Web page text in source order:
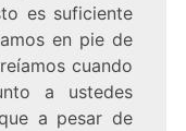
es suficiente
en pie de
cuando
a ustedes
a pesar de